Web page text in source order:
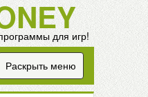
для игр!
Раскрыть меню